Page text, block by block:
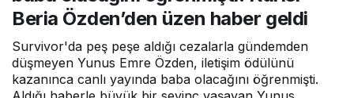
Beria Özden’den üzen haber geldi
Survivor'da peş peşe aldığı cezalarla gündemden
düşmeyen Yunus Emre Özden, iletişim ödülünü
kazanınca canlı yayında baba olacağını öğrenmişti.